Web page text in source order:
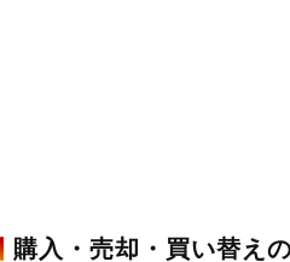
購入・売却・買い替え